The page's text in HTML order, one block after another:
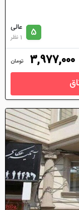
5 عالی
1 نظر
3,977,000 تومان